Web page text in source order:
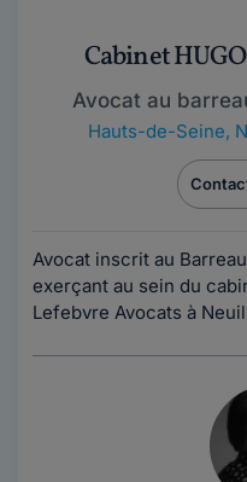
Cabinet
Avocat au
Hauts-de-Seine,
Avocat inscrit au
exerçant au sein du
Lefebvre Avocats à